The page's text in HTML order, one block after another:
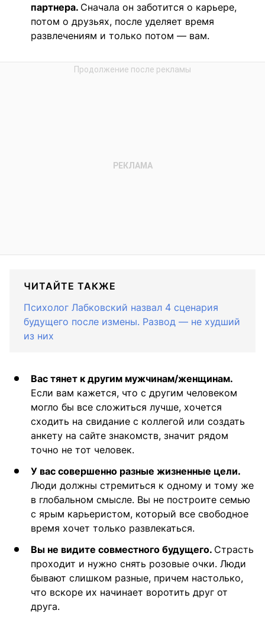
партнера. Сначала он заботится о карьере,
потом о друзьях, после уделяет время
развлечениям и только потом — вам.
ЧИТАЙТЕ ТАКЖЕ
Психолог Лабковский назвал 4 сценария
будущего после измены. Развод — не худший
из них
Вас тянет к другим мужчинам/женщинам.
Если вам кажется, что с другим человеком
могло бы все сложиться лучше, хочется
сходить на свидание с коллегой или создать
анкету на сайте знакомств, значит рядом
точно не тот человек.
У вас совершенно разные жизненные цели.
Люди должны стремиться к одному и тому же
в глобальном смысле. Вы не построите семью
с ярым карьеристом, который все свободное
время хочет только развлекаться.
Вы не видите совместного будущего. Страсть
проходит и нужно снять розовые очки. Люди
бывают слишком разные, причем настолько,
что вскоре их начинает воротить друг от
друга.